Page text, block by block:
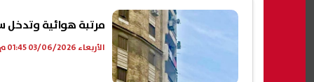
مرتبة هوائية وتدخل
الأربعاء 03/06/2026 01:45 م